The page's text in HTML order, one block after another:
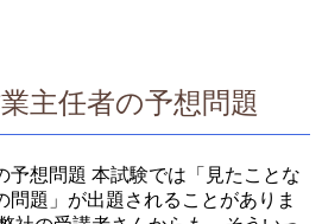
主任者の予想問題
予想問題 本試験では「見たことな
問題」が出題されることがありま